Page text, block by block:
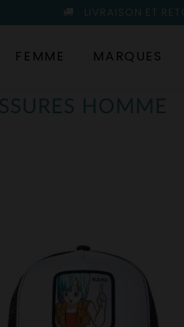
LIVRAISON ET
FEMME MARQUES
HOMME